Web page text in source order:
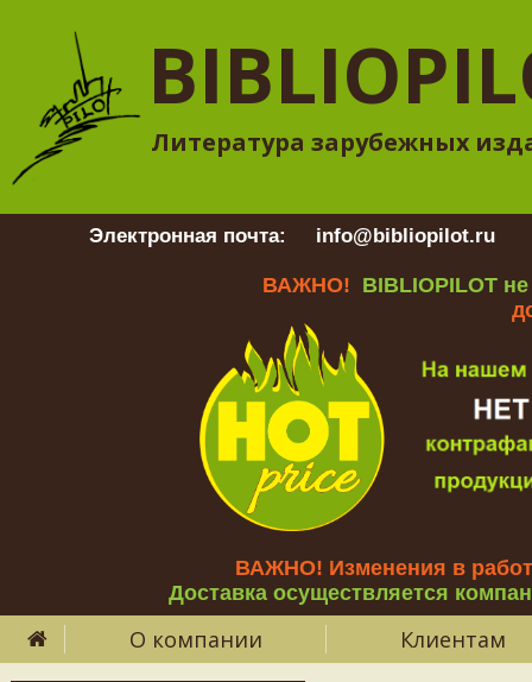
Литература зарубежных
Электронная почта: info@bibliopilot.ru
ВАЖНО! BIBLIOPILOT
ВАЖНО! Изменения в
Доставка осуществляется
О компании Клиентам